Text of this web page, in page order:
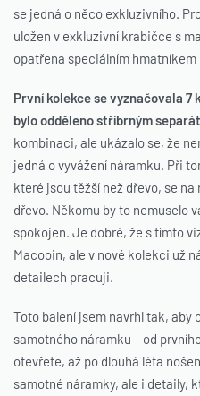
se jedná o něco exkluzivního.
uložen v exkluzivní krabičce s
opatřena speciálním hmatníkem
První kolekce se vyznačovala
bylo odděleno stříbrným
kombinaci, ale ukázalo se, že
jedná o vyvážení náramku. Při
které jsou těžší než dřevo, se
dřevo. Někomu by to nemuselo
spokojen. Je dobré, že s tímto
Macooin, ale v nové kolekci už
detailech pracuji.
Toto balení jsem navrhl tak, aby
samotného náramku – od
otevřete, až po dlouhá léta
samotné náramky, ale i detaily,